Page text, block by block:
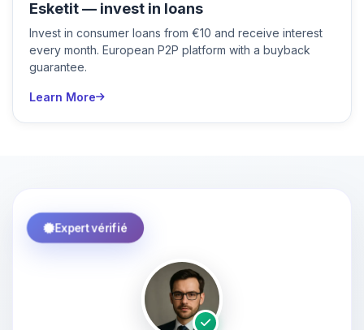
Esketit — invest in loans
Invest in consumer loans from €10 and receive interest
every month. European P2P platform with a buyback
guarantee.
Learn More
Expert vérifié